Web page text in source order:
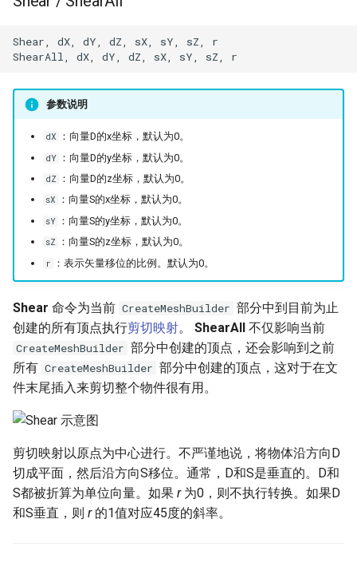
Shear, dX, dY, dZ, sX, sY, sZ, r
参数说明
dX ：向量D的x坐标，默认为0。
dY ：向量D的y坐标，默认为0。
dZ ：向量D的z坐标，默认为0。
sX ：向量S的x坐标，默认为0。
sY ：向量S的y坐标，默认为0。
sZ ：向量S的z坐标，默认为0。
r ：表示矢量移位的比例。默认为0。
Shear 命令为当前 CreateMeshBuilder 部分中到目前为止
创建的所有顶点执行剪切映射。 ShearAll 不仅影响当前
CreateMeshBuilder 部分中创建的顶点，还会影响到之前
所有 CreateMeshBuilder 部分中创建的顶点，这对于在文
件末尾插入来剪切整个物件很有用。
剪切映射以原点为中心进行。不严谨地说，将物体沿方向D
切成平面，然后沿方向S移位。通常，D和S是垂直的。D和
S都被折算为单位向量。如果 r为0，则不执行转换。如果D
和S垂直，则 r的1值对应45度的斜率。